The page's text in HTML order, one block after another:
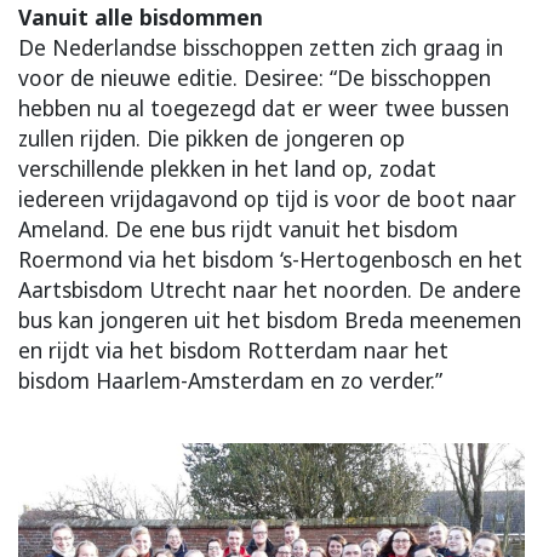
Vanuit alle bisdommen
De Nederlandse bisschoppen zetten zich graag in
voor de nieuwe editie. Desiree: “De bisschoppen
hebben nu al toegezegd dat er weer twee bussen
zullen rijden. Die pikken de jongeren op
verschillende plekken in het land op, zodat
iedereen vrijdagavond op tijd is voor de boot naar
Ameland. De ene bus rijdt vanuit het bisdom
Roermond via het bisdom ‘s-Hertogenbosch en het
Aartsbisdom Utrecht naar het noorden. De andere
bus kan jongeren uit het bisdom Breda meenemen
en rijdt via het bisdom Rotterdam naar het
bisdom Haarlem-Amsterdam en zo verder.”